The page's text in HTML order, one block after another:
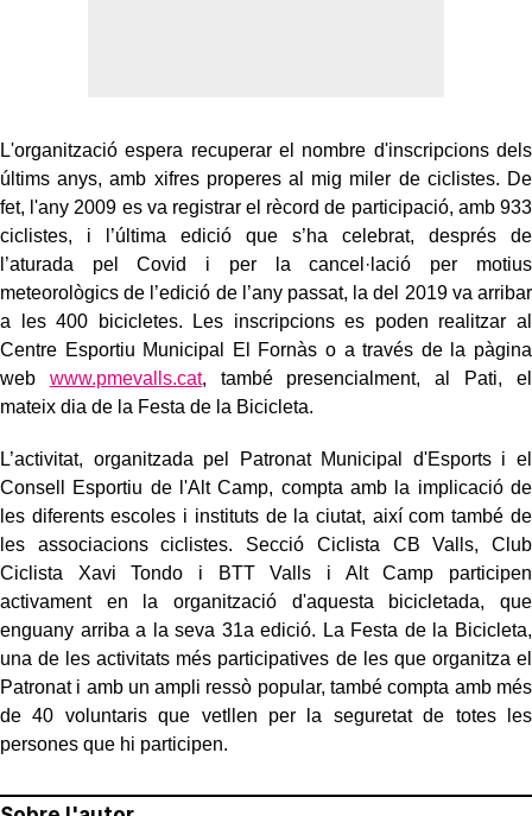
L'organització espera recuperar el nombre d'inscripcions dels
últims anys, amb xifres properes al mig miler de ciclistes. De
fet, l'any 2009 es va registrar el rècord de participació, amb 933
ciclistes, i l’última edició que s’ha celebrat, després de
l’aturada pel Covid i per la cancel·lació per motius
meteorològics de l’edició de l’any passat, la del 2019 va arribar
a les 400 bicicletes. Les inscripcions es poden realitzar al
Centre Esportiu Municipal El Fornàs o a través de la pàgina
web www.pmevalls.cat, també presencialment, al Pati, el
mateix dia de la Festa de la Bicicleta.
L’activitat, organitzada pel Patronat Municipal d'Esports i el
Consell Esportiu de l'Alt Camp, compta amb la implicació de
les diferents escoles i instituts de la ciutat, així com també de
les associacions ciclistes. Secció Ciclista CB Valls, Club
Ciclista Xavi Tondo i BTT Valls i Alt Camp participen
activament en la organització d'aquesta bicicletada, que
enguany arriba a la seva 31a edició. La Festa de la Bicicleta,
una de les activitats més participatives de les que organitza el
Patronat i amb un ampli ressò popular, també compta amb més
de 40 voluntaris que vetllen per la seguretat de totes les
persones que hi participen.